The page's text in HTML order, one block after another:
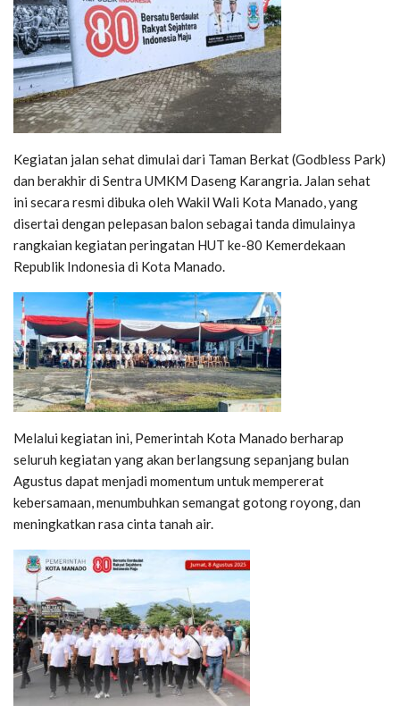
Kegiatan jalan sehat dimulai dari Taman Berkat (Godbless Park)
dan berakhir di Sentra UMKM Daseng Karangria. Jalan sehat
ini secara resmi dibuka oleh Wakil Wali Kota Manado, yang
disertai dengan pelepasan balon sebagai tanda dimulainya
rangkaian kegiatan peringatan HUT ke-80 Kemerdekaan
Republik Indonesia di Kota Manado.
Melalui kegiatan ini, Pemerintah Kota Manado berharap
seluruh kegiatan yang akan berlangsung sepanjang bulan
Agustus dapat menjadi momentum untuk mempererat
kebersamaan, menumbuhkan semangat gotong royong, dan
meningkatkan rasa cinta tanah air.